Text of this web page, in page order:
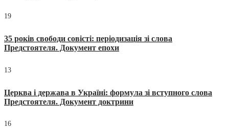
19
35 років свободи совісті: періодизація зі слова
Предстоятеля. Документ епохи
13
Церква і держава в Україні: формула зі вступного слова
Предстоятеля. Документ доктрини
16